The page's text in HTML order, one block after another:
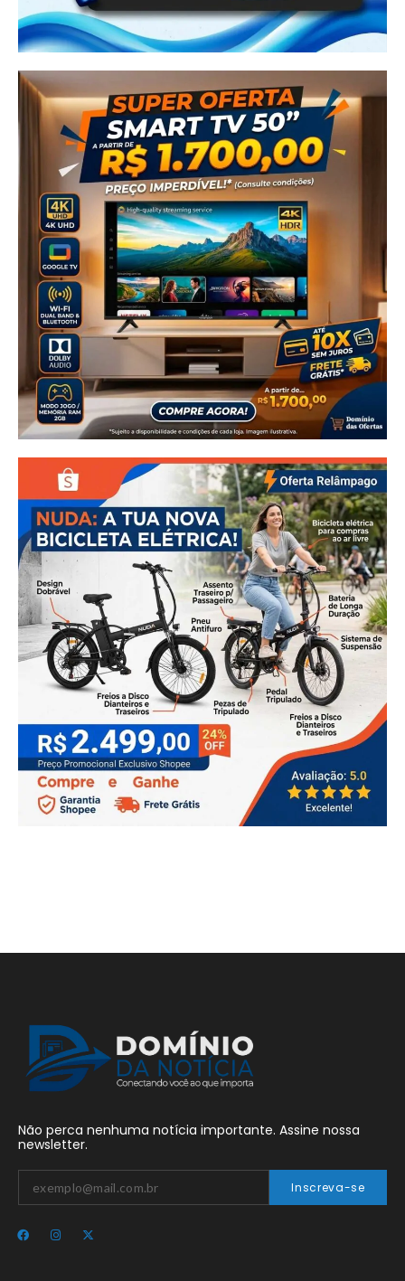
Não perca nenhuma notícia importante. Assine nossa
newsletter.
Inscreva-se